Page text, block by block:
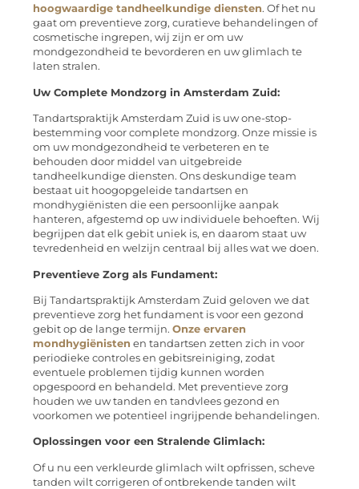
hoogwaardige tandheelkundige diensten. Of het nu
gaat om preventieve zorg, curatieve behandelingen of
cosmetische ingrepen, wij zijn er om uw
mondgezondheid te bevorderen en uw glimlach te
laten stralen.
Uw Complete Mondzorg in Amsterdam Zuid:
Tandartspraktijk Amsterdam Zuid is uw one-stop-
bestemming voor complete mondzorg. Onze missie is
om uw mondgezondheid te verbeteren en te
behouden door middel van uitgebreide
tandheelkundige diensten. Ons deskundige team
bestaat uit hoogopgeleide tandartsen en
mondhygiënisten die een persoonlijke aanpak
hanteren, afgestemd op uw individuele behoeften. Wij
begrijpen dat elk gebit uniek is, en daarom staat uw
tevredenheid en welzijn centraal bij alles wat we doen.
Preventieve Zorg als Fundament:
Bij Tandartspraktijk Amsterdam Zuid geloven we dat
preventieve zorg het fundament is voor een gezond
gebit op de lange termijn. Onze ervaren
mondhygiënisten en tandartsen zetten zich in voor
periodieke controles en gebitsreiniging, zodat
eventuele problemen tijdig kunnen worden
opgespoord en behandeld. Met preventieve zorg
houden we uw tanden en tandvlees gezond en
voorkomen we potentieel ingrijpende behandelingen.
Oplossingen voor een Stralende Glimlach:
Of u nu een verkleurde glimlach wilt opfrissen, scheve
tanden wilt corrigeren of ontbrekende tanden wilt